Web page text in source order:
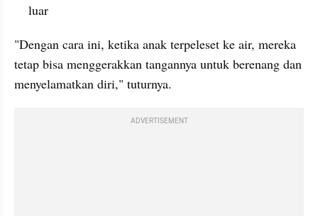
luar
"Dengan cara ini, ketika anak terpeleset ke air, mereka
tetap bisa menggerakkan tangannya untuk berenang dan
menyelamatkan diri," tuturnya.
ADVERTISEMENT